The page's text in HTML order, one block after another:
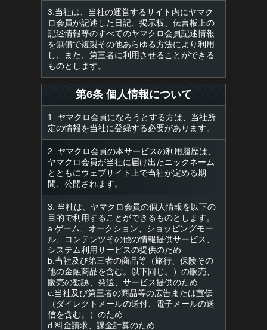
3.当社は、当社の運営するサイト内にヤマク
ロ会員が記述した日記、掲示板、伝言板上の
記述情報等のすべてのヤマクロ会員記述情報
を無償で複製その他あらゆる方法により利用
し、また、第三者に利用させることができる
ものとします。
第6条 個人情報について
1. ヤマクロ会員になろうとする方は、当社所
定の情報を当社に登録する必要があります。
2. ヤマクロ会員の本サービスの利用履歴は、
ヤマクロ会員が当社に届け出たニックネーム
とともにウェブサイト上で当社が定める期
間、公開されます。
3. 当社は、ヤマクロ会員の個人情報を以下の
目的で利用することができるものとします。
a.ゲーム、オークション、ショッピングモー
ル、コンテンツその他の情報提供サービス、
システム利用サービスの提供のため
b.当社及び第三者の商品等（旅行、保険その
他の金融商品を含む。以下同じ。）の販売、
販売の勧誘、発送、サービス提供のため
c.当社及び第三者の商品等の広告または宣伝
（ダイレクトメールの送付、電子メールの送
信を含む。）のため
d.料金請求、課金計算のため